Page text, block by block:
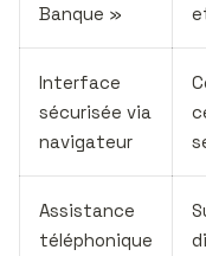
Banque »
Interface
sécurisée via
navigateur
Assistance
téléphonique